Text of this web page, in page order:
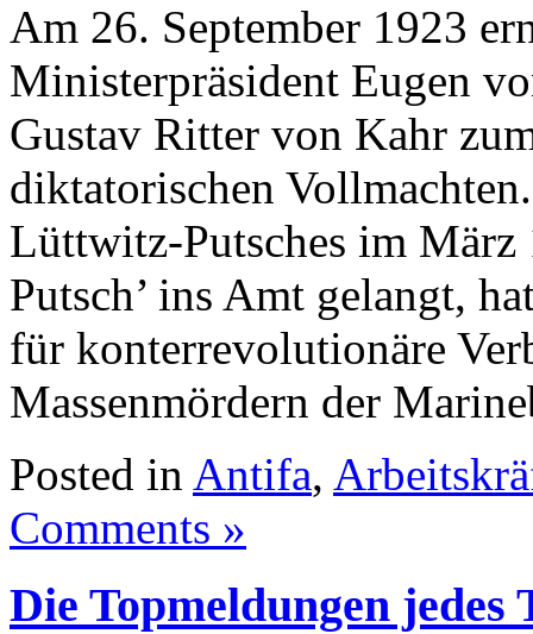
Am 26. September 1923
Ministerpräsident Eugen
Gustav Ritter von Kahr
diktatorischen
Lüttwitz-Putsches im März
Putsch’ ins Amt gelangt,
für konterrevolutionäre
Massenmördern der
Posted in Antifa,
Comments »
Die Topmeldungen jedes